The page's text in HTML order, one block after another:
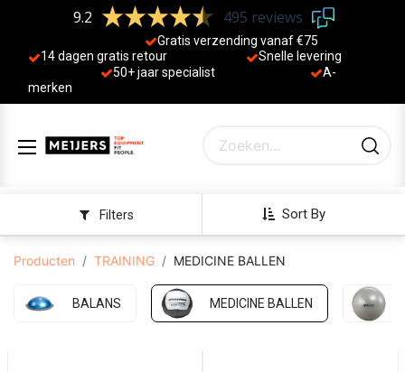
9.2 495 reviews
Gratis verzending vanaf €75
14 dagen gratis retour
Sne lle levering
50+ jaar specialist
A-
merken
Sort By
Filters
Producten TRAINING MEDICINE BALLEN
BALANS MEDICINE BALLEN